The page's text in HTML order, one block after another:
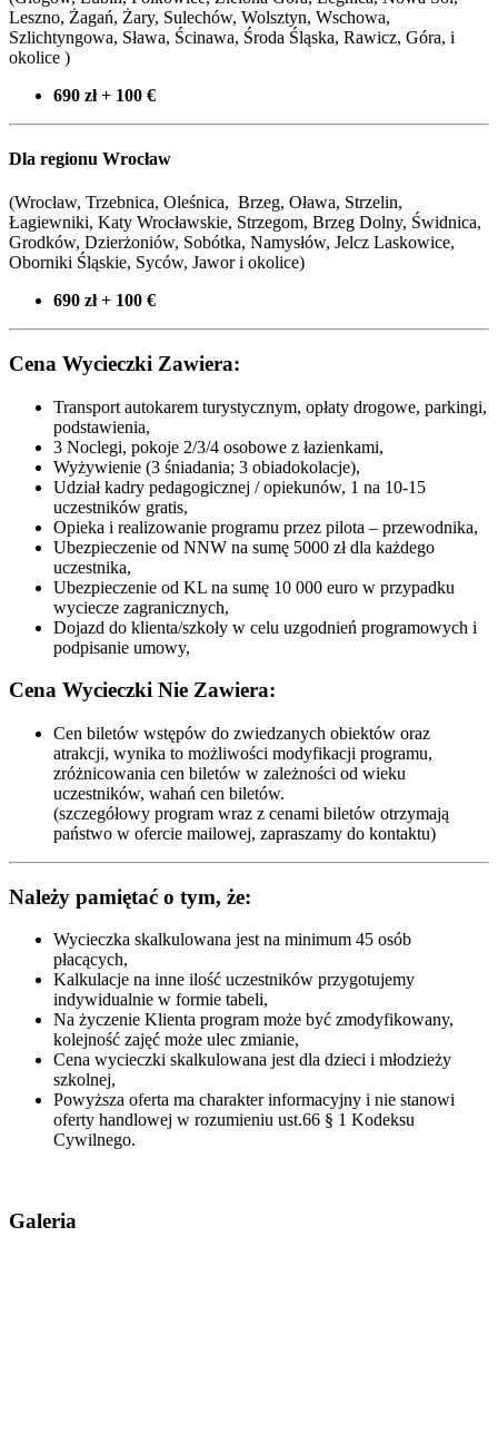
Leszno, Żagań, Żary, Sulechów, Wolsztyn, Wschowa,
Szlichtyngowa, Sława, Ścinawa, Środa Śląska, Rawicz, Góra, i
okolice )
690 zł + 100 €
Dla regionu Wrocław
(Wrocław, Trzebnica, Oleśnica, Brzeg, Oława, Strzelin,
Łagiewniki, Katy Wrocławskie, Strzegom, Brzeg Dolny, Świdnica,
Grodków, Dzierżoniów, Sobótka, Namysłów, Jelcz Laskowice,
Oborniki Śląskie, Syców, Jawor i okolice)
690 zł + 100 €
Cena Wycieczki Zawiera:
Transport autokarem turystycznym, opłaty drogowe, parkingi,
podstawienia,
3 Noclegi, pokoje 2/3/4 osobowe z łazienkami,
Wyżywienie (3 śniadania; 3 obiadokolacje),
Udział kadry pedagogicznej / opiekunów, 1 na 10-15
uczestników gratis,
Opieka i realizowanie programu przez pilota – przewodnika,
Ubezpieczenie od NNW na sumę 5000 zł dla każdego
uczestnika,
Ubezpieczenie od KL na sumę 10 000 euro w przypadku
wyciecze zagranicznych,
Dojazd do klienta/szkoły w celu uzgodnień programowych i
podpisanie umowy,
Cena Wycieczki Nie Zawiera:
Cen biletów wstępów do zwiedzanych obiektów oraz
atrakcji, wynika to możliwości modyfikacji programu,
zróżnicowania cen biletów w zależności od wieku
uczestników, wahań cen biletów.
(szczegółowy program wraz z cenami biletów otrzymają
państwo w ofercie mailowej, zapraszamy do kontaktu)
Należy pamiętać o tym, że:
Wycieczka skalkulowana jest na minimum 45 osób
płacących,
Kalkulacje na inne ilość uczestników przygotujemy
indywidualnie w formie tabeli,
Na życzenie Klienta program może być zmodyfikowany,
kolejność zajęć może ulec zmianie,
Cena wycieczki skalkulowana jest dla dzieci i młodzieży
szkolnej,
Powyższa oferta ma charakter informacyjny i nie stanowi
oferty handlowej w rozumieniu ust.66 § 1 Kodeksu
Cywilnego.
Galeria